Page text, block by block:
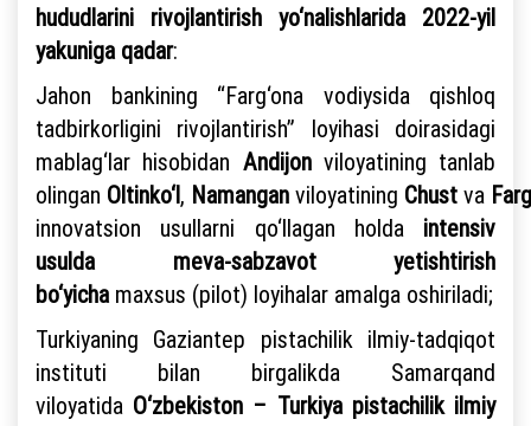
hududlarini rivojlantirish yo‘nalishlarida 2022-yil
yakuniga qadar:
Jahon bankining “Farg‘ona vodiysida qishloq
tadbirkorligini rivojlantirish” loyihasi doirasidagi
mablag‘lar hisobidan Andijon viloyatining tanlab
olingan Oltinko‘l, Namangan viloyatining Chust va
innovatsion usullarni qo‘llagan holda intensiv
usulda meva-sabzavot yetishtirish
bo‘yichamaxsus (pilot) loyihalar amalga oshiriladi;
Turkiyaning Gaziantep pistachilik ilmiy-tadqiqot
instituti bilan birgalikda Samarqand
viloyatida O‘zbekiston – Turkiya pistachilik ilmiy